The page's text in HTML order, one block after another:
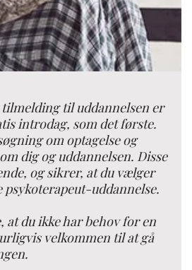
til uddannelsen er
introdag, som det første.
om optagelse og
dig og uddannelsen. Disse
og sikrer, at du vælger
uddannelse.
at du ikke har behov for en
velkommen til at gå